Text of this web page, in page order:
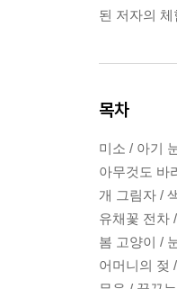
된 저자의
목차
미소 / 아기
아무것도 바
개 그림자 /
유채꽃 전차
봄 고양이 /
어머니의 젖